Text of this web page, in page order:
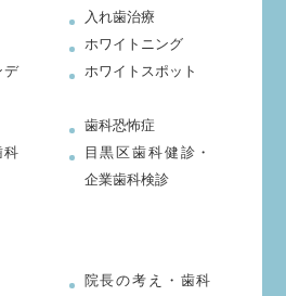
入れ歯治療
ホワイトニング
デ
ホワイトスポット
歯科恐怖症
科
目黒区歯科健診・
企業歯科検診
院長の考え・歯科